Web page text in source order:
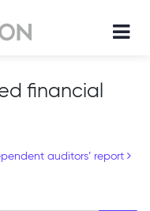
financial
auditors’ report